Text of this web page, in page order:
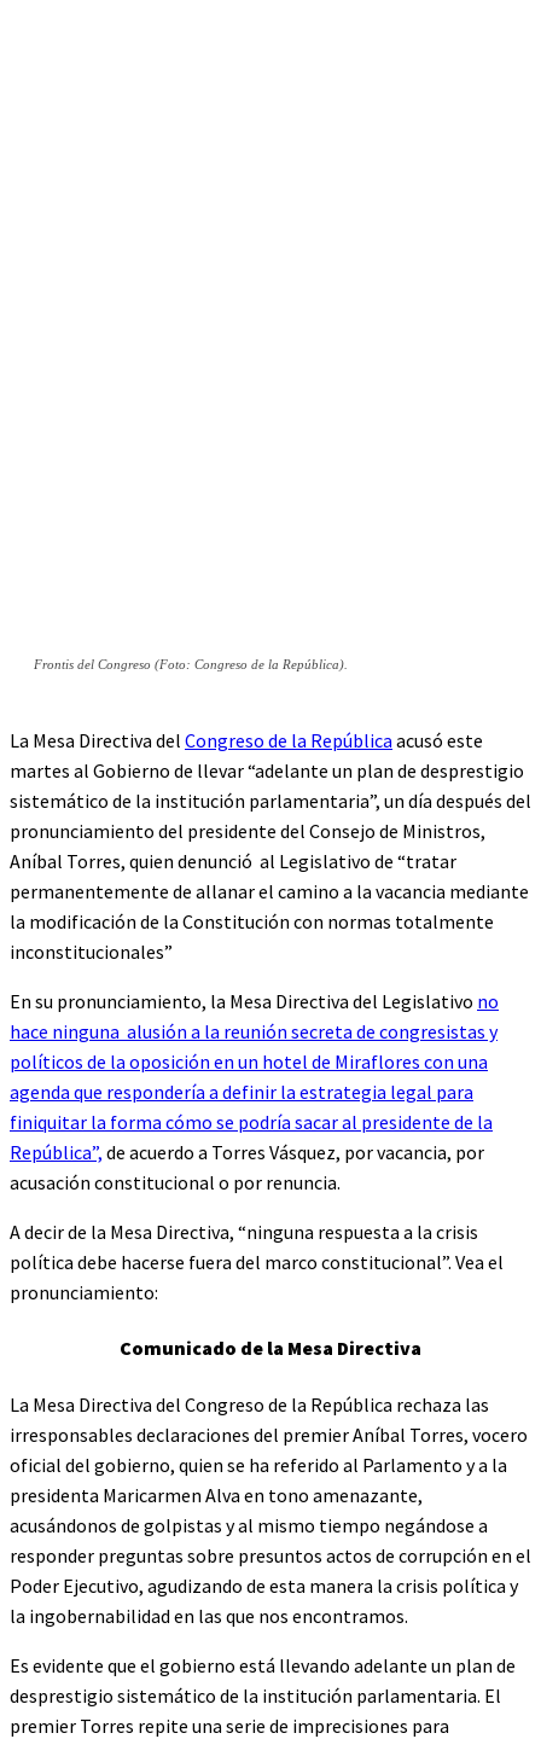
Frontis del Congreso (Foto: Congreso de la República).
La Mesa Directiva del Congreso de la República acusó este
martes al Gobierno de llevar “adelante un plan de desprestigio
sistemático de la institución parlamentaria”, un día después del
pronunciamiento del presidente del Consejo de Ministros,
Aníbal Torres, quien denunció al Legislativo de “tratar
permanentemente de allanar el camino a la vacancia mediante
la modificación de la Constitución con normas totalmente
inconstitucionales”
En su pronunciamiento, la Mesa Directiva del Legislativo no
hace ninguna alusión a la reunión secreta de congresistas y
políticos de la oposición en un hotel de Miraflores con una
agenda que respondería a definir la estrategia legal para
finiquitar la forma cómo se podría sacar al presidente de la
República”, de acuerdo a Torres Vásquez, por vacancia, por
acusación constitucional o por renuncia.
A decir de la Mesa Directiva, “ninguna respuesta a la crisis
política debe hacerse fuera del marco constitucional”. Vea el
pronunciamiento:
Comunicado de la Mesa Directiva
La Mesa Directiva del Congreso de la República rechaza las
irresponsables declaraciones del premier Aníbal Torres, vocero
oficial del gobierno, quien se ha referido al Parlamento y a la
presidenta Maricarmen Alva en tono amenazante,
acusándonos de golpistas y al mismo tiempo negándose a
responder preguntas sobre presuntos actos de corrupción en el
Poder Ejecutivo, agudizando de esta manera la crisis política y
la ingobernabilidad en las que nos encontramos.
Es evidente que el gobierno está llevando adelante un plan de
desprestigio sistemático de la institución parlamentaria. El
premier Torres repite una serie de imprecisiones para